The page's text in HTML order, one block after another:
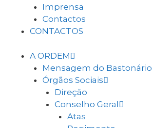
Imprensa
Contactos
CONTACTOS
A ORDEM
Mensagem do Bastonário
Órgãos Sociais
Direção
Conselho Geral
Atas